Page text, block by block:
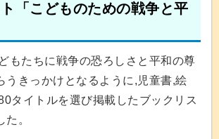
「こどものための戦争と平
もたちに戦争の恐ろしさと平和の尊
うきっかけとなるように,児童書,絵
タイトルを選び掲載したブックリス
た。